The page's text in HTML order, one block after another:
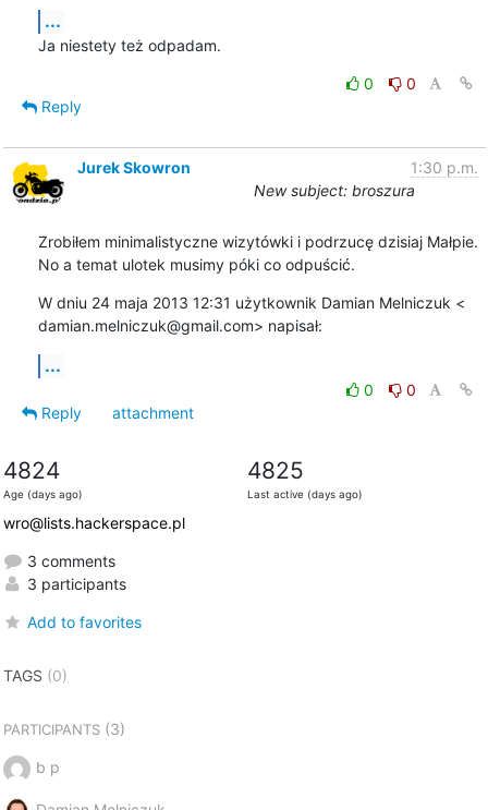
...
Ja niestety też odpadam.
0
0
Reply
Jurek Skowron
1:30 p.m.
New subject: broszura
Zrobiłem minimalistyczne wizytówki i podrzucę dzisiaj Małpie.
No a temat ulotek musimy póki co odpuścić.
W dniu 24 maja 2013 12:31 użytkownik Damian Melniczuk <
damian.melniczuk@gmail.com> napisał:
...
0
0
Reply
attachment
4824
Age (days ago)
4825
Last active (days ago)
wro@lists.hackerspace.pl
3 comments
3 participants
Add to favorites
TAGS (0)
PARTICIPANTS(3)
b p